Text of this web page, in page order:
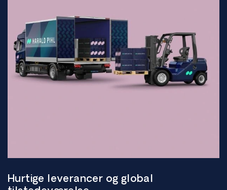
Hurtige leverancer og global